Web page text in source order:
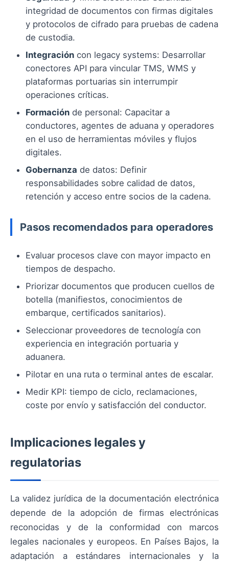
integridad de documentos con firmas digitales
y protocolos de cifrado para pruebas de cadena
de custodia.
Integración con legacy systems: Desarrollar
conectores API para vincular TMS, WMS y
plataformas portuarias sin interrumpir
operaciones críticas.
Formación de personal: Capacitar a
conductores, agentes de aduana y operadores
en el uso de herramientas móviles y flujos
digitales.
Gobernanza de datos: Definir
responsabilidades sobre calidad de datos,
retención y acceso entre socios de la cadena.
Pasos recomendados para operadores
Evaluar procesos clave con mayor impacto en
tiempos de despacho.
Priorizar documentos que producen cuellos de
botella (manifiestos, conocimientos de
embarque, certificados sanitarios).
Seleccionar proveedores de tecnología con
experiencia en integración portuaria y
aduanera.
Pilotar en una ruta o terminal antes de escalar.
Medir KPI: tiempo de ciclo, reclamaciones,
coste por envío y satisfacción del conductor.
Implicaciones legales y
regulatorias
La validez jurídica de la documentación electrónica
depende de la adopción de firmas electrónicas
reconocidas y de la conformidad con marcos
legales nacionales y europeos. En Países Bajos, la
adaptación a estándares internacionales y la